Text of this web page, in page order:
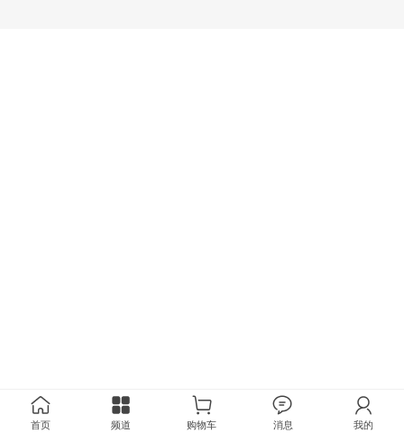
首页 频道 购物车 消息 我的